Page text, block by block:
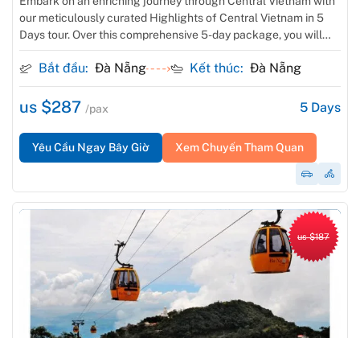
our meticulously curated Highlights of Central Vietnam in 5
Days tour. Over this comprehensive 5-day package, you will
explore the cultural treasures and breathtaking landscapes
that define this vibrant region.
Bắt đầu: Đà Nẵng Kết thúc: Đà Nẵng
us $287 /pax 5 Days
Yêu Cầu Ngay Bây Giờ Xem Chuyến Tham Quan
us $187